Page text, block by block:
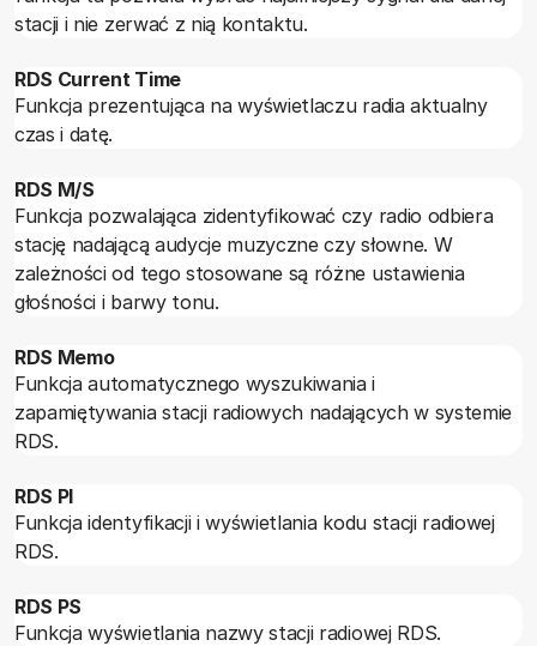
stacji i nie zerwać z nią kontaktu.
RDS Current Time
Funkcja prezentująca na wyświetlaczu radia aktualny
czas i datę.
RDS M/S
Funkcja pozwalająca zidentyfikować czy radio odbiera
stację nadającą audycje muzyczne czy słowne. W
zależności od tego stosowane są różne ustawienia
głośności i barwy tonu.
RDS Memo
Funkcja automatycznego wyszukiwania i
zapamiętywania stacji radiowych nadających w systemie
RDS.
RDS PI
Funkcja identyfikacji i wyświetlania kodu stacji radiowej
RDS.
RDS PS
Funkcja wyświetlania nazwy stacji radiowej RDS.